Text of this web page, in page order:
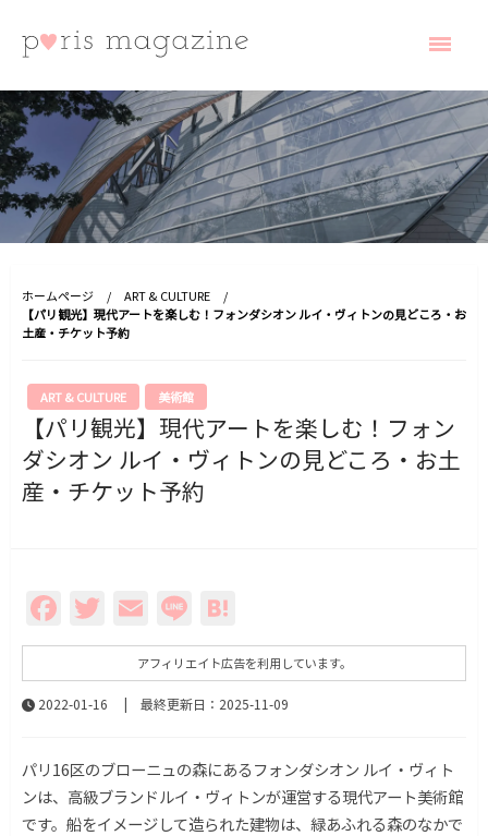
へ
ス
キ
ッ
プ
paris magazine
ホームページ
ART & CULTURE
【パリ観光】現代アートを楽しむ！フォンダシオン ルイ・ヴィトンの見どころ・お
土産・チケット予約
ART & CULTURE 美術館
【パリ観光】現代アートを楽しむ！フォン
ダシオン ルイ・ヴィトンの見どころ・お土
産・チケット予約
Facebook
Twitter
Email
Line
アフィリエイト広告を利用しています。
2022-01-16 | 最終更新日：2025-11-09
パリ16区のブローニュの森にあるフォンダシオン ルイ・ヴィト
ンは、高級ブランドルイ・ヴィトンが運営する現代アート美術館
です。船をイメージして造られた建物は、緑あふれる森のなかで